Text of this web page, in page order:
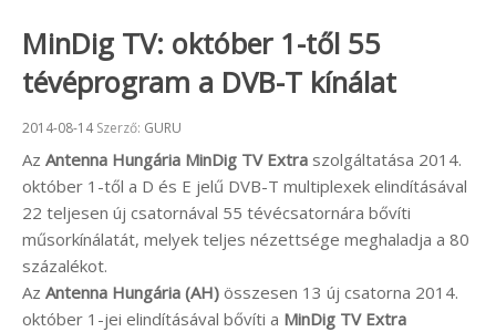
MinDig TV: október 1-től 55
tévéprogram a DVB-T kínálat
Beküldve:
2014-08-14Szerző: GURU
Az Antenna Hungária MinDig TV Extra szolgáltatása 2014.
október 1-től a D és E jelű DVB-T multiplexek elindításával
22 teljesen új csatornával 55 tévécsatornára bővíti
műsorkínálatát, melyek teljes nézettsége meghaladja a 80
százalékot.
Az Antenna Hungária (AH) összesen 13 új csatorna 2014.
október 1-jei elindításával bővíti a MinDig TV Extra